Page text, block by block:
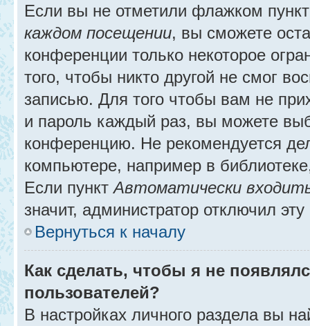
Если вы не отметили флажком
каждом посещении, вы сможете
конференции только некоторое
того, чтобы никто другой не смог
записью. Для того чтобы вам не
и пароль каждый раз, вы можете
конференцию. Не рекомендуется
компьютере, например в
Если пунктАвтоматически
значит, администратор отключил
Вернуться к началу
Как сделать, чтобы я не
пользователей?
В настройках личного раздела вы